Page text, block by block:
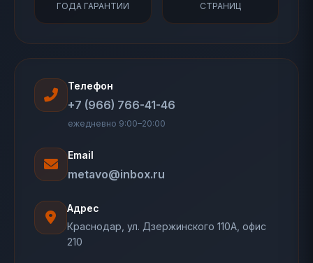
ГОДА ГАРАНТИИ СТРАНИЦ
Телефон
+7 (966) 766-41-46
ежедневно 9:00–20:00
Email
metavo@inbox.ru
Адрес
Краснодар, ул. Дзержинского 110А, офис
210